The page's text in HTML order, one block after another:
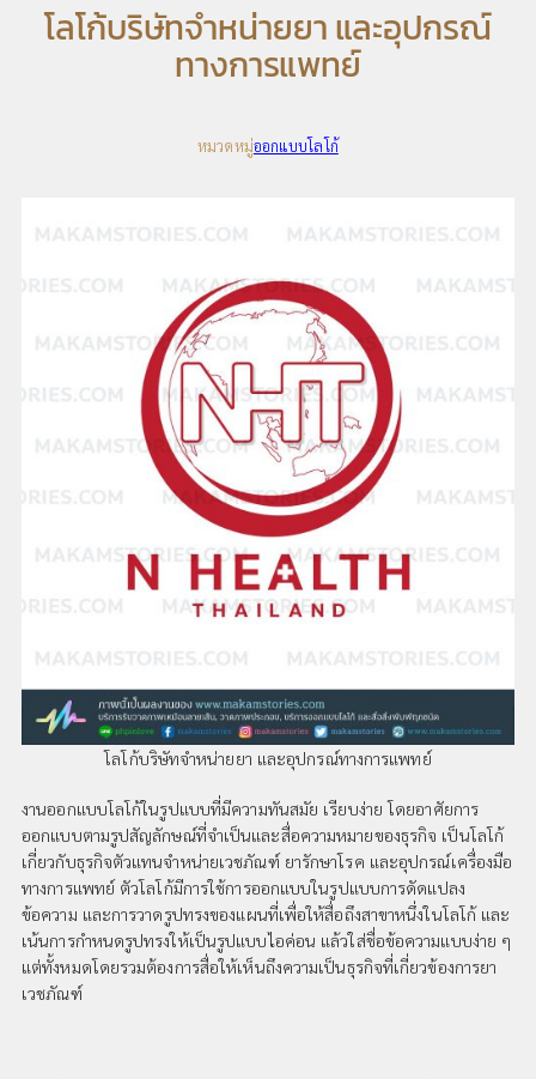
โลโก้บริษัทจำหน่ายยา และอุปกรณ์
ทางการแพทย์
หมวดหมู่ออกแบบโลโก้
โลโก้บริษัทจำหน่ายยา และอุปกรณ์ทางการแพทย์
งานออกแบบโลโก้ในรูปแบบที่มีความทันสมัย เรียบง่าย โดยอาศัยการ
ออกแบบตามรูปสัญลักษณ์ที่จำเป็นและสื่อความหมายของธุรกิจ เป็นโลโก้
เกี่ยวกับธุรกิจตัวแทนจำหน่ายเวชภัณฑ์ ยารักษาโรค และอุปกรณ์เครื่องมือ
ทางการแพทย์ ตัวโลโก้มีการใช้การออกแบบในรูปแบบการดัดแปลง
ข้อความ และการวาดรูปทรงของแผนที่เพื่อให้สื่อถึงสาขาหนึ่งในโลโก้ และ
เน้นการกำหนดรูปทรงให้เป็นรูปแบบไอค่อน แล้วใส่ชื่อข้อความแบบง่าย ๆ
แต่ทั้งหมดโดยรวมต้องการสื่อให้เห็นถึงความเป็นธุรกิจที่เกี่ยวข้องการยา
เวชภัณฑ์